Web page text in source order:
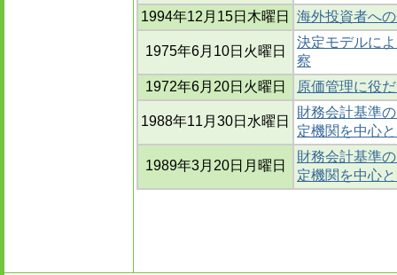
1994年12月15日木曜日
海外投資者へ
1975年6月10日火曜日
決定モデルに
察
1972年6月20日火曜日
原価管理に役
1988年11月30日水曜日
財務会計基準
定機関を中心
1989年3月20日月曜日
財務会計基準
定機関を中心